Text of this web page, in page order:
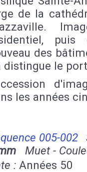
de la
puis
des
distingue le
les années
005-002
Muet -
: Années 50